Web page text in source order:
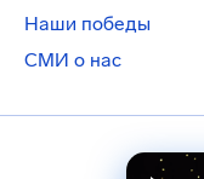
Наши победы
СМИ о нас